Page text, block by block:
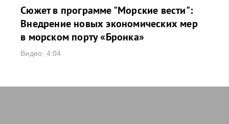
Сюжет в программе "Морские вести":
Внедрение новых экономических мер
в морском порту «Бронка»
Видео, 4:04